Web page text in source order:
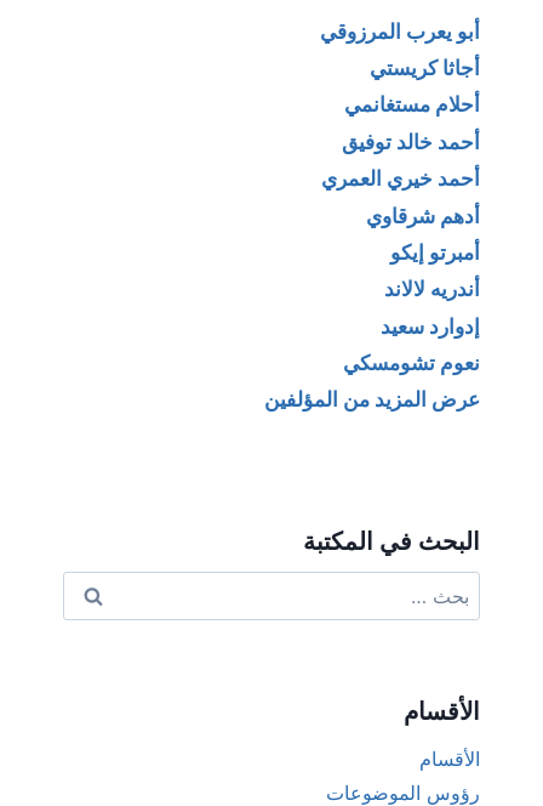
أبو يعرب المرزوقي
أجاثا كريستي
أحلام مستغانمي
أحمد خالد توفيق
أحمد خيري العمري
أدهم شرقاوي
أمبرتو إيكو
أندريه لالاند
إدوارد سعيد
نعوم تشومسكي
عرض المزيد من المؤلفين
البحث في المكتبة
عن:
الأقسام
الأقسام
رؤوس الموضوعات